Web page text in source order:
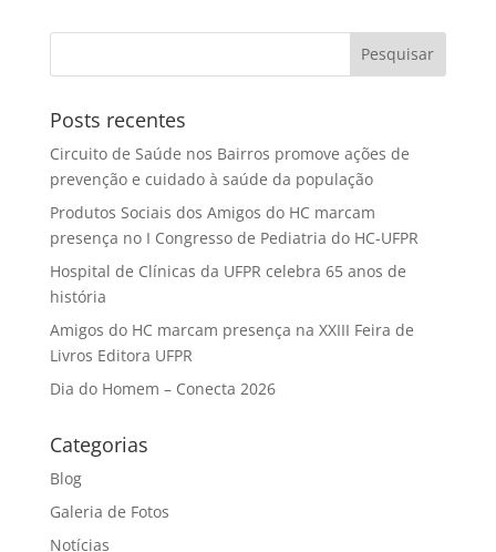
Posts recentes
Circuito de Saúde nos Bairros promove ações de
prevenção e cuidado à saúde da população
Produtos Sociais dos Amigos do HC marcam
presença no I Congresso de Pediatria do HC-UFPR
Hospital de Clínicas da UFPR celebra 65 anos de
história
Amigos do HC marcam presença na XXIII Feira de
Livros Editora UFPR
Dia do Homem – Conecta 2026
Categorias
Blog
Galeria de Fotos
Notícias